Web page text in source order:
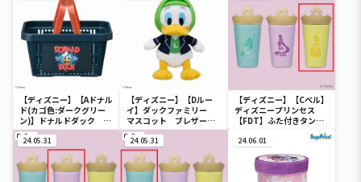
【ディズニー】【Aドナル
ド(カゴ色:ダークグリー
ン)】ドナルドダック ミ
ニメッシュカゴ
【ディズニー】【Dルー
イ】ダックファミリー
マスコット ブレザーコ
スチューム
【ディズニー】【Cベル】
ディズニープリンセス
【FDT】ふた付きタンブ
24.05.31 24.05.31 24.06.01